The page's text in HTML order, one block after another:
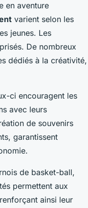
en aventure
varient selon les
jeunes. Les
De nombreux
dédiés à la créativité,
ci encouragent les
avec leurs
de souvenirs
garantissent
de basket-ball,
permettent aux
ainsi leur